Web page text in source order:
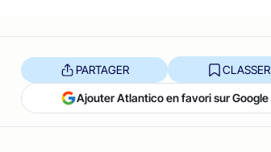
PARTAGER CLASSER
Ajouter Atlantico en favori sur Google